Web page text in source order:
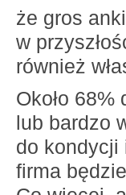
że gros
w
również
Około
lub bardzo
do kondycji
firma